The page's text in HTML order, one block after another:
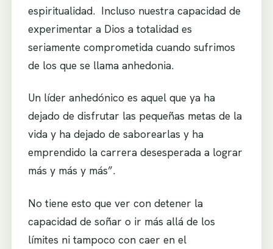
espiritualidad. Incluso nuestra capacidad de
experimentar a Dios a totalidad es
seriamente comprometida cuando sufrimos
de los que se llama anhedonia.
Un líder anhedónico es aquel que ya ha
dejado de disfrutar las pequeñas metas de la
vida y ha dejado de saborearlas y ha
emprendido la carrera desesperada a lograr
más y más y más”.
No tiene esto que ver con detener la
capacidad de soñar o ir más allá de los
límites ni tampoco con caer en el